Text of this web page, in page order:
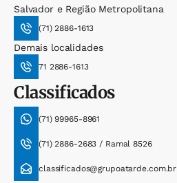
Salvador e Região Metropolitana
(71) 2886-1613
Demais localidades
71 2886-1613
Classificados
(71) 99965-8961
(71) 2886-2683 / Ramal 8526
classificados@grupoatarde.com.br